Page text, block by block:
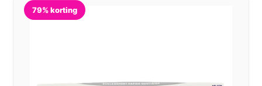
79% korting